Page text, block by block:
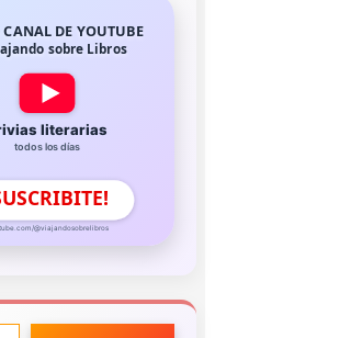
CANAL DE YOUTUBE
sobre Libros
literarias
todos los días
@viajandosobrelibros